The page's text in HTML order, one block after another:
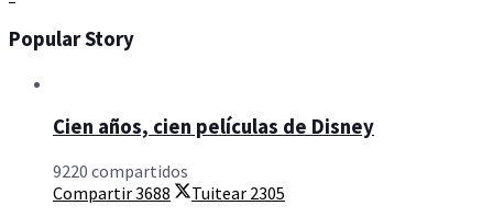
Popular Story
Cien años, cien películas de Disney
9220 compartidos
Compartir3688 Tuitear 2305